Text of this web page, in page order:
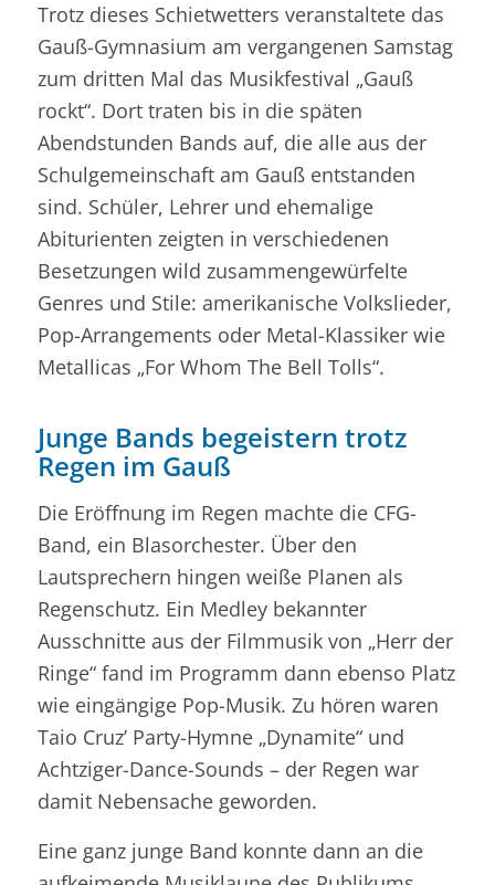
Trotz dieses Schietwetters veranstaltete das
Gauß-Gymnasium am vergangenen Samstag
zum dritten Mal das Musikfestival „Gauß
rockt“. Dort traten bis in die späten
Abendstunden Bands auf, die alle aus der
Schulgemeinschaft am Gauß entstanden
sind. Schüler, Lehrer und ehemalige
Abiturienten zeigten in verschiedenen
Besetzungen wild zusammengewürfelte
Genres und Stile: amerikanische Volkslieder,
Pop-Arrangements oder Metal-Klassiker wie
Metallicas „For Whom The Bell Tolls“.
Junge Bands begeistern trotz
Regen im Gauß
Die Eröffnung im Regen machte die CFG-
Band, ein Blasorchester. Über den
Lautsprechern hingen weiße Planen als
Regenschutz. Ein Medley bekannter
Ausschnitte aus der Filmmusik von „Herr der
Ringe“ fand im Programm dann ebenso Platz
wie eingängige Pop-Musik. Zu hören waren
Taio Cruz’ Party-Hymne „Dynamite“ und
Achtziger-Dance-Sounds – der Regen war
damit Nebensache geworden.
Eine ganz junge Band konnte dann an die